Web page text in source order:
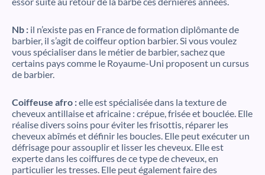
Nb : il n’existe pas en France de formation diplômante de
barbier, il s’agit de coiffeur option barbier. Si vous voulez
vous spécialiser dans le métier de barbier, sachez que
certains pays comme le Royaume-Uni proposent un cursus
de barbier.
Coiffeuse afro :elle est spécialisée dans la texture de
cheveux antillaise et africaine : crépue, frisée et bouclée. Elle
réalise divers soins pour éviter les frisottis, réparer les
cheveux abîmés et définir les boucles. Elle peut exécuter un
défrisage pour assouplir et lisser les cheveux. Elle est
experte dans les coiffures de ce type de cheveux, en
particulier les tresses. Elle peut également faire des